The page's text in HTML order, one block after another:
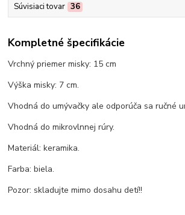
Súvisiaci tovar 36
Kompletné špecifikácie
Vrchný priemer misky: 15 cm
Výška misky: 7 cm.
Vhodná do umývačky ale odporúča sa ručné
Vhodná do mikrovlnnej rúry.
Materiál: keramika.
Farba: biela.
Pozor: skladujte mimo dosahu detí!!